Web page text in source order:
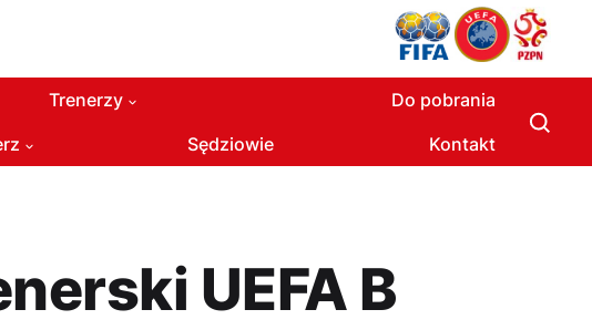
Trenerzy
Sędziowie
Do pobrania
Kontakt
UEFA B